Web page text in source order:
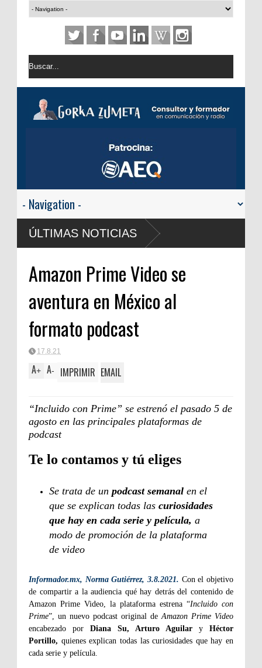
ÚLTIMAS NOTICIAS
Amazon Prime Video se
aventura en México al
formato podcast
17.8.21
A+ A- IMPRIMIR EMAIL
“Incluido con Prime” se estrenó el pasado 5 de
agosto en las principales plataformas de
podcast
Te lo contamos y tú eliges
Se trata de un podcast semanal en el
que se explican todas las curiosidades
que hay en cada serie y película, a
modo de promoción de la plataforma
de video
Informador.mx, Norma Gutiérrez, 3.8.2021. Con el objetivo
de compartir a la audiencia qué hay detrás del contenido de
Amazon Prime Video, la plataforma estrena “Incluido con
Prime”, un nuevo podcast original deAmazon Prime Video
encabezado por Diana Su, Arturo Aguilar y Héctor
Portillo, quienes explican todas las curiosidades que hay en
cada serie y película.